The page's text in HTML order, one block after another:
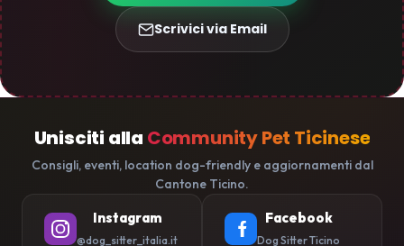
Scrivici via Email
Unisciti alla Community Pet Ticinese
Consigli, eventi, location dog-friendly e aggiornamenti dal
Cantone Ticino.
Instagram
@dog_sitter_italia.it
Facebook
Dog Sitter Ticino